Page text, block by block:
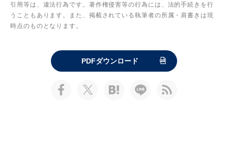
引用等は、違法行為です。著作権侵害等の行為には、法的手続きを行
うこともあります。また、掲載されている執筆者の所属・肩書きは現
時点のものとなります。
PDFダウンロード